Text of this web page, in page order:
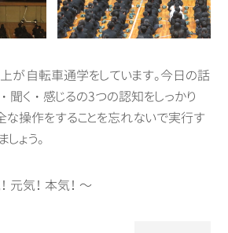
自転車通学をしています。今日の話
聞く・感じるの3つの認知をしっかり
な操作をすることを忘れないで実行す
ょう。
元気！ 本気！ ～